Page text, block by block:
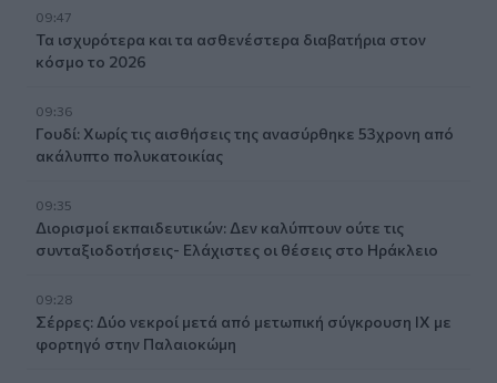
09:47
Τα ισχυρότερα και τα ασθενέστερα διαβατήρια στον
κόσμο το 2026
09:36
Γουδί: Χωρίς τις αισθήσεις της ανασύρθηκε 53χρονη από
ακάλυπτο πολυκατοικίας
09:35
Διορισμοί εκπαιδευτικών: Δεν καλύπτουν ούτε τις
συνταξιοδοτήσεις- Ελάχιστες οι θέσεις στο Ηράκλειο
09:28
Σέρρες: Δύο νεκροί μετά από μετωπική σύγκρουση ΙΧ με
φορτηγό στην Παλαιοκώμη